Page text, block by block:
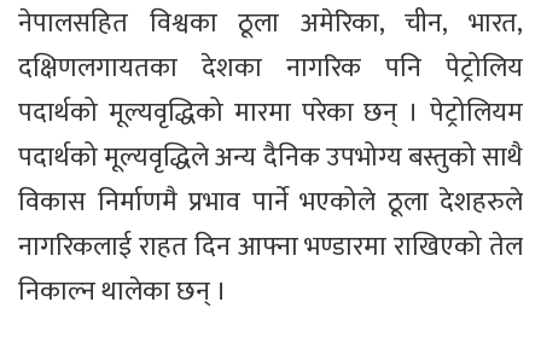
नेपालसहित विश्वका ठूला अमेरिका, चीन, भारत,
दक्षिणलगायतका देशका नागरिक पनि पेट्रोलिय
पदार्थको मूल्यवृद्धिको मारमा परेका छन् । पेट्रोलियम
पदार्थको मूल्यवृद्धिले अन्य दैनिक उपभोग्य बस्तुको साथै
विकास निर्माणमै प्रभाव पार्ने भएकोले ठूला देशहरुले
नागरिकलाई राहत दिन आफ्ना भण्डारमा राखिएको तेल
निकाल्न थालेका छन् ।